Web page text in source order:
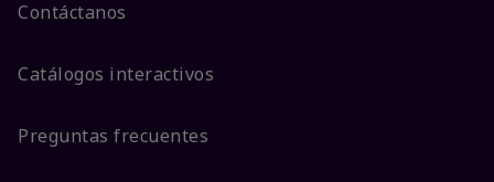
Contáctanos
Catálogos interactivos
Preguntas frecuentes